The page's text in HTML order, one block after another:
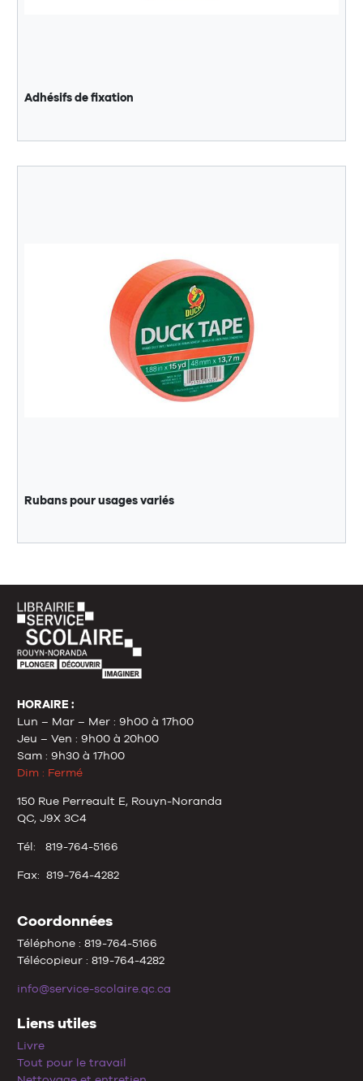
Adhésifs de fixation
Rubans pour usages variés
HORAIRE :
Lun – Mar – Mer : 9h00 à 17h00
Jeu – Ven : 9h00 à 20h00
Sam : 9h30 à 17h00
Dim : Fermé
150 Rue Perreault E, Rouyn-Noranda
QC, J9X 3C4
Tél: 819-764-5166
Fax: 819-764-4282
Coordonnées
Téléphone : 819-764-5166
Télécopieur : 819-764-4282
info@service-scolaire.qc.ca
Liens utiles
Livre
Tout pour le travail